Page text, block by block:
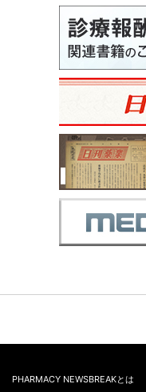
PHARMACY NEWSBREAKとは